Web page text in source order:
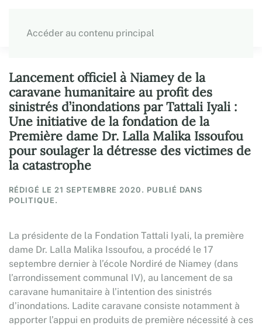
Accéder au contenu principal
Lancement officiel à Niamey de la
caravane humanitaire au profit des
sinistrés d’inondations par Tattali Iyali :
Une initiative de la fondation de la
Première dame Dr. Lalla Malika Issoufou
pour soulager la détresse des victimes de
la catastrophe
RÉDIGÉ LE 21 SEPTEMBRE 2020. PUBLIÉ DANS
POLITIQUE.
La présidente de la Fondation Tattali Iyali, la première
dame Dr. Lalla Malika Issoufou, a procédé le 17
septembre dernier à l’école Nordiré de Niamey (dans
l’arrondissement communal IV), au lancement de sa
caravane humanitaire à l’intention des sinistrés
d’inondations. Ladite caravane consiste notamment à
apporter l’appui en produits de première nécessité à ces